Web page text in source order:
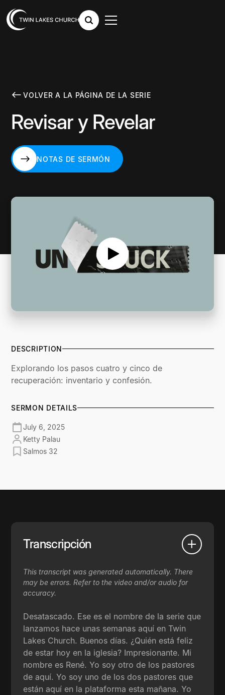
VOLVER A LA PÁGINA DE LA SERIE
Revisar y Revelar
NOTAS DE SERMÓN
DESCRIPTION
Explorando los pasos cuatro y cinco de
recuperación: inventario y confesión.
SERMON DETAILS
July 6, 2025
Ketty Palau
Salmos 32
Transcripción
This transcript was generated automatically. There
may be errors. Refer to the video and/or audio for
accuracy.
Desatascado. Ese es el nombre de la serie que
lanzamos hace unas semanas aquí en Twin
Lakes Church. Buenos días. ¿Quién está feliz
de estar hoy en la iglesia? Impresionante. Mi
nombre es René. Yo soy otro de los pastores
de aquí. Yo soy uno de los dos pastores que
están aquí en la plataforma esta mañana. Yo